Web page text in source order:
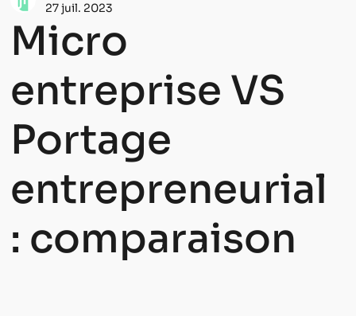
Micro
entreprise VS
Portage
entrepreneurial
: comparaison
27 juil. 2023